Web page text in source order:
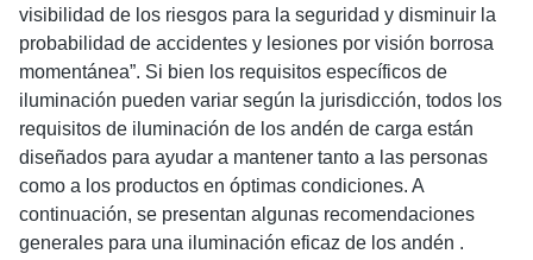
visibilidad de los riesgos para la seguridad y disminuir la
probabilidad de accidentes y lesiones por visión borrosa
momentánea”. Si bien los requisitos específicos de
iluminación pueden variar según la jurisdicción, todos los
requisitos de iluminación de los andén de carga están
diseñados para ayudar a mantener tanto a las personas
como a los productos en óptimas condiciones. A
continuación, se presentan algunas recomendaciones
generales para una iluminación eficaz de los andén .